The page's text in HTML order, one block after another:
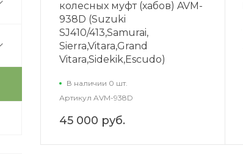
колесных муфт (хабов) AVM-
938D (Suzuki
SJ410/413,Samurai,
Sierra,Vitara,Grand
Vitara,Sidekik,Escudo)
В наличии 0 шт.
Артикул AVM-938D
45 000 руб.